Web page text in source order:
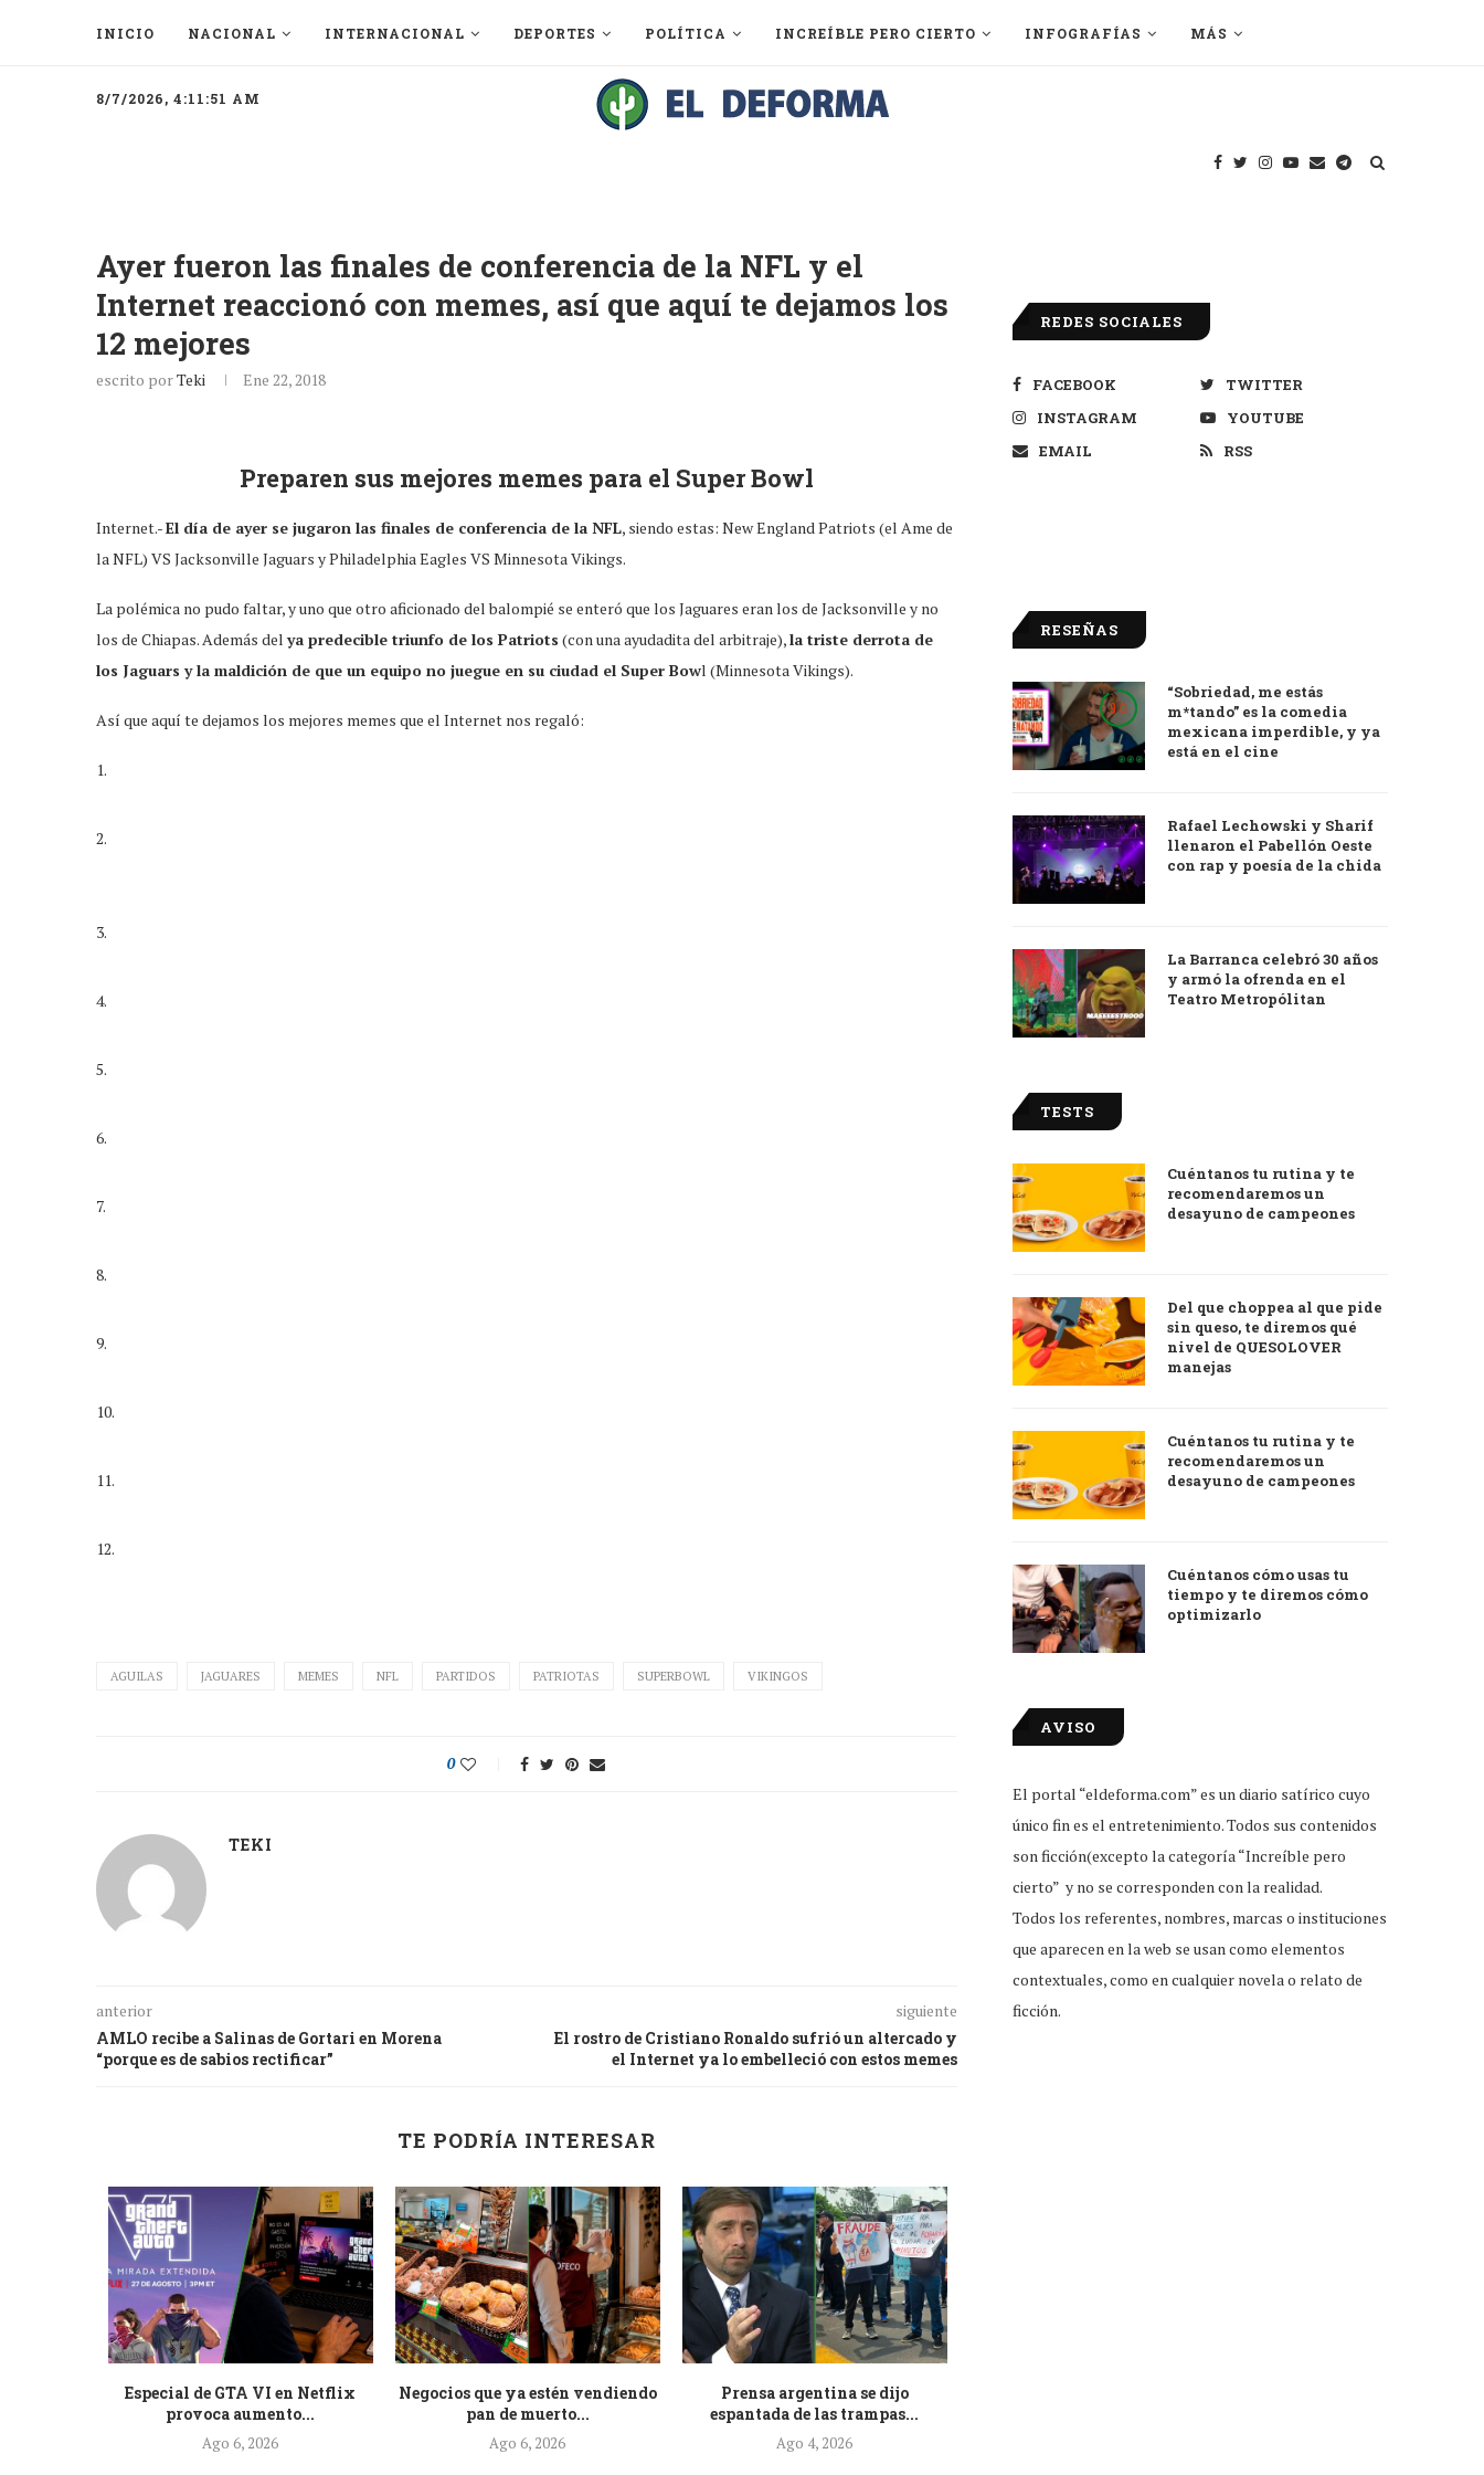
INICIO NACIONAL INTERNACIONAL DEPORTES POLÍTICA INCREÍBLE PERO CIERTO INFOGRAFÍAS MÁS
8/7/2026, 4:11:51 AM
Ayer fueron las finales de conferencia de la NFL y el
Internet reaccionó con memes, así que aquí te dejamos los
12 mejores
escrito porTeki Ene 22, 2018
Preparen sus mejores memes para el Super Bowl
Internet.-El día de ayer se jugaron las finales de conferencia de la NFL, siendo estas: New England Patriots (el Ame de
la NFL) VS Jacksonville Jaguars y Philadelphia Eagles VS Minnesota Vikings.
La polémica no pudo faltar, y uno que otro aficionado del balompié se enteró que los Jaguares eran los de Jacksonville y no
los de Chiapas. Además delya predecible triunfo de los Patriots (con una ayudadita del arbitraje),la triste derrota de
los Jaguars y la maldición de que un equipo no juegue en su ciudad el Super Bowl (Minnesota Vikings).
Así que aquí te dejamos los mejores memes que el Internet nos regaló:
1.
2.
3.
4.
5.
6.
7.
8.
9.
10.
11.
12.
AGUILAS JAGUARES MEMES NFL PARTIDOS PATRIOTAS SUPERBOWL VIKINGOS
0
TEKI
anterior
AMLO recibe a Salinas de Gortari en Morena
“porque es de sabios rectificar”
siguiente
El rostro de Cristiano Ronaldo sufrió un altercado y
el Internet ya lo embelleció con estos memes
TE PODRÍA INTERESAR
Especial de GTA VI en Netflix
provoca aumento...
Ago 6, 2026
Negocios que ya estén vendiendo
pan de muerto...
Ago 6, 2026
Prensa argentina se dijo
espantada de las trampas...
Ago 4, 2026
REDES SOCIALES
FACEBOOK
TWITTER
INSTAGRAM
YOUTUBE
EMAIL
RSS
RESEÑAS
9.0
“Sobriedad, me estás
m*tando” es la comedia
mexicana imperdible, y ya
está en el cine
Rafael Lechowski y Sharif
llenaron el Pabellón Oeste
con rap y poesía de la chida
La Barranca celebró 30 años
y armó la ofrenda en el
Teatro Metropólitan
TESTS
Cuéntanos tu rutina y te
recomendaremos un
desayuno de campeones
Del que choppea al que pide
sin queso, te diremos qué
nivel de QUESOLOVER
manejas
Cuéntanos tu rutina y te
recomendaremos un
desayuno de campeones
Cuéntanos cómo usas tu
tiempo y te diremos cómo
optimizarlo
AVISO
El portal “eldeforma.com” es un diario satírico cuyo
único fin es el entretenimiento. Todos sus contenidos
son ficción(excepto la categoría “Increíble pero
cierto” y no se corresponden con la realidad.
Todos los referentes, nombres, marcas o instituciones
que aparecen en la web se usan como elementos
contextuales, como en cualquier novela o relato de
ficción.